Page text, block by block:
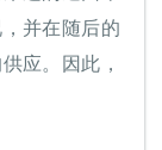
并在随后的
应。因此，